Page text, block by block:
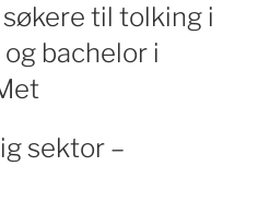
til tolking i
bachelor i
sektor –